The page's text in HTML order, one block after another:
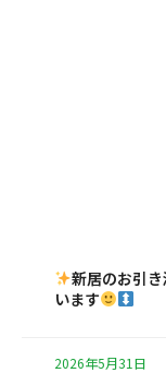
新居のお引
います
2026年5月31日